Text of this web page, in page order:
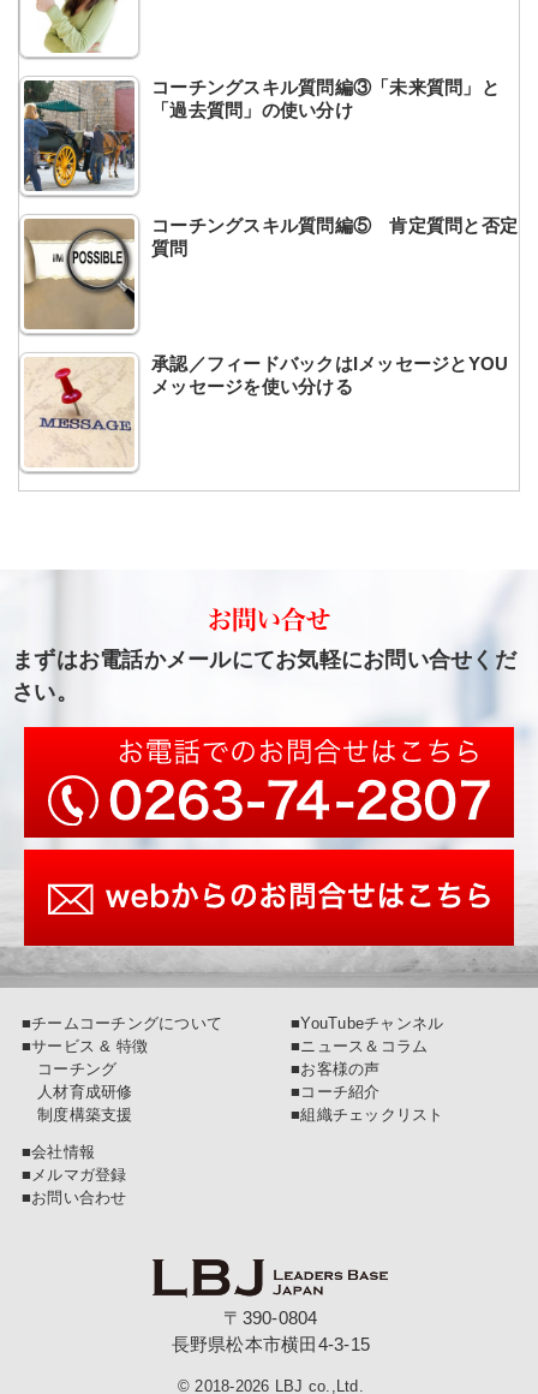
コーチングスキル質問編③「未来質問」と
「過去質問」の使い分け
コーチングスキル質問編⑤ 肯定質問と否定
質問
承認／フィードバックはIメッセージとYOU
メッセージを使い分ける
まずはお電話かメールにてお気軽にお問い合せくだ
さい。
■チームコーチングについて
■サービス & 特徴
コーチング
人材育成研修
制度構築支援
■YouTubeチャンネル
■ニュース＆コラム
■お客様の声
■コーチ紹介
■組織チェックリスト
■会社情報
■メルマガ登録
■お問い合わせ
〒390-0804
長野県松本市横田4-3-15
© 2018-2026 LBJ co.,Ltd.